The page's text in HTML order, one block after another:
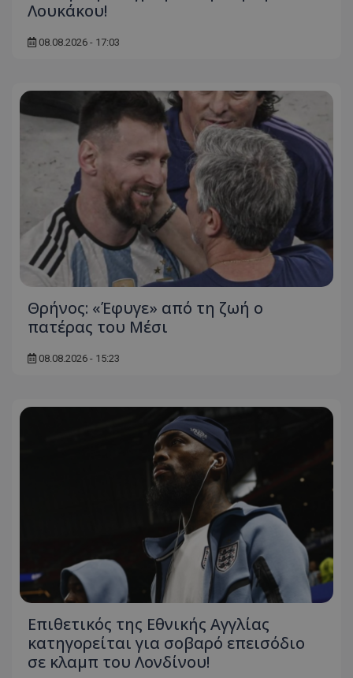
Λουκάκου!
08.08.2026 - 17:03
Θρήνος: «Έφυγε» από τη ζωή ο
πατέρας του Μέσι
08.08.2026 - 15:23
Επιθετικός της Εθνικής Αγγλίας
κατηγορείται για σοβαρό επεισόδιο
σε κλαμπ του Λονδίνου!